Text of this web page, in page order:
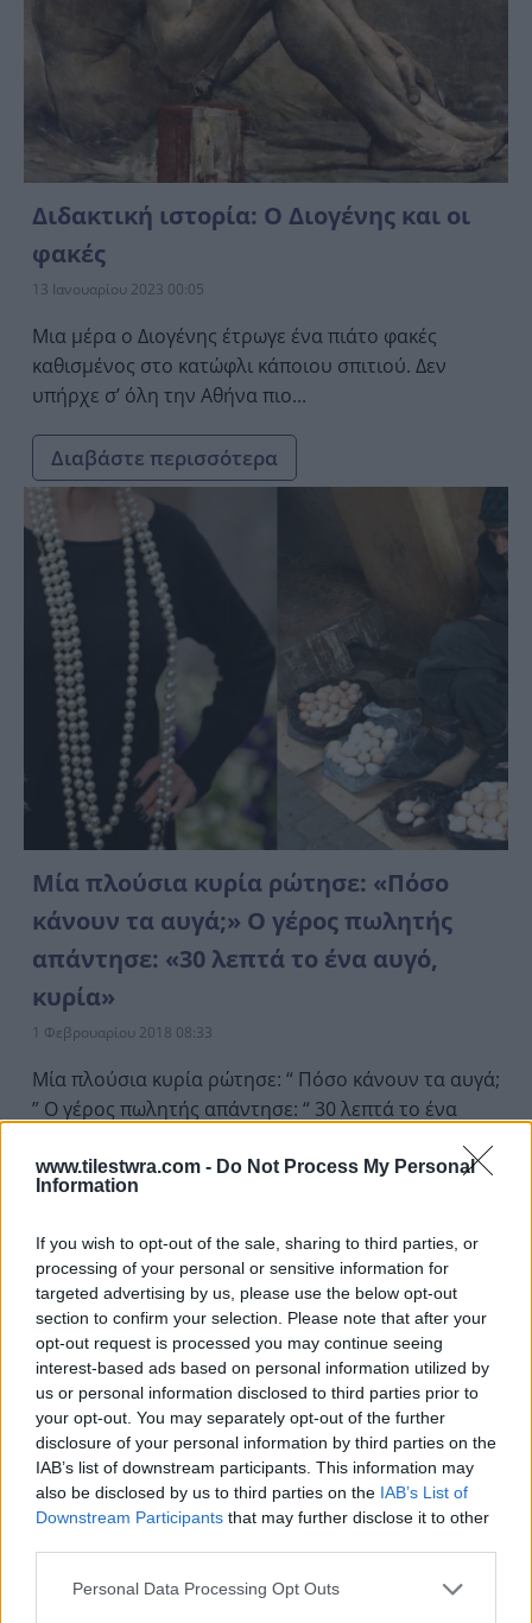
www.tilestwra.com - Do Not Process My Personal
Information
If you wish to opt-out of the sale, sharing to third parties, or
processing of your personal or sensitive information for
targeted advertising by us, please use the below opt-out
section to confirm your selection. Please note that after your
opt-out request is processed you may continue seeing
interest-based ads based on personal information utilized by
us or personal information disclosed to third parties prior to
your opt-out. You may separately opt-out of the further
disclosure of your personal information by third parties on the
IAB’s list of downstream participants. This information may
also be disclosed by us to third parties on the IAB’s List of
Downstream Participants that may further disclose it to other
Personal Data Processing Opt Outs
Διδακτική ιστορία: O Διογένης και οι
φακές
13 Ιανουαρίου 2023 00:05
Μια μέρα ο Διογένης έτρωγε ένα πιάτο φακές
καθισμένος στο κατώφλι κάποιου σπιτιού. Δεν
υπήρχε σ’ όλη την Αθήνα πιο...
Διαβάστε περισσότερα
Μία πλούσια κυρία ρώτησε: «Πόσo
κάνουν τα αυγά;» Ο γέρος πωλητής
απάντησε: «30 λεπτά το ένα αυγό,
κυρία»
1 Φεβρουαρίου 2018 08:33
Μία πλούσια κυρία ρώτησε: “ Πόσo κάνουν τα αυγά;
” Ο γέρος πωλητής απάντησε: “ 30 λεπτά το ένα
Διαβάστε περισσότερα